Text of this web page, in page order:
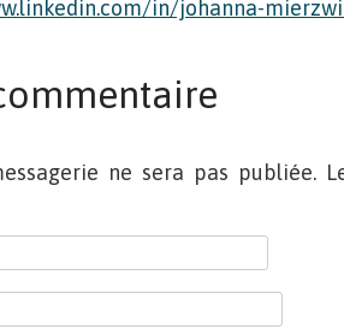
in/johanna-
ne sera pas publiée.